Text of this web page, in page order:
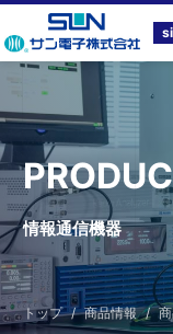
情報通信機器
トップ 商品情報